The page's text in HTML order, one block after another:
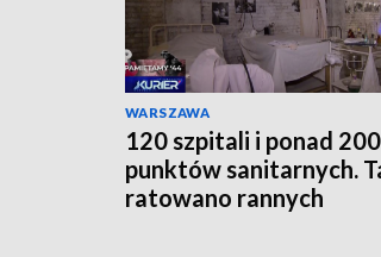
WARSZAWA
120 szpitali i ponad 200
punktów sanitarnych.
ratowano rannych